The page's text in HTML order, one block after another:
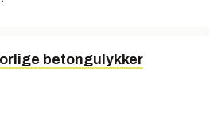
betongulykker